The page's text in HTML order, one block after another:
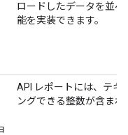
ロードしたデータを並
能を実装できます。
API レポートには、テキ
ングできる整数が含まれ